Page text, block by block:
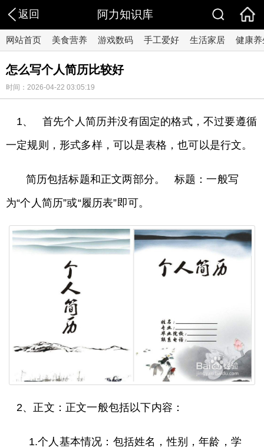
返回 阿力知识库
网站首页 美食营养 游戏数码 手工爱好 生活家居 健康养
怎么写个人简历比较好
时间：2026-04-22 03:05:19
1、 首先个人简历并没有固定的格式，不过要遵循
一定规则，形式多样，可以是表格，也可以是行文。
简历包括标题和正文两部分。 标题：一般写
为“个人简历”或“履历表”即可。
2、正文：正文一般包括以下内容：
1.个人基本情况：包括姓名，性别，年龄，学